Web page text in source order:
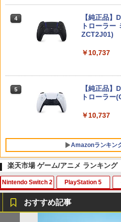
4
ニンテンド
ンラインコ
ンラインコ
4
【純正品
トローラー
ZCT2J01)
￥10,737
5
【純正品
トローラー
￥10,737
Amazonランキン
1
Xbox プリ
1
劇場版「鬼
楽天市場 ゲーム/アニメ ランキング
Nintendo Switch 2 PlayStation 5
おすすめ記事